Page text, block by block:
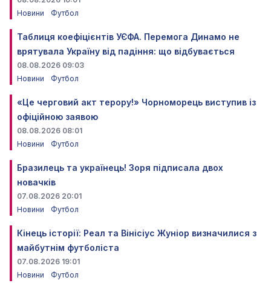
Новини
Футбол
Таблиця коефіцієнтів УЄФА. Перемога Динамо не
врятувала Україну від падіння: що відбувається
08.08.2026 09:03
Новини
Футбол
«Це черговий акт терору!» Чорноморець виступив із
офіційною заявою
08.08.2026 08:01
Новини
Футбол
Бразилець та українець! Зоря підписала двох
новачків
07.08.2026 20:01
Новини
Футбол
Кінець історії: Реал та Вінісіус Жуніор визначилися з
майбутнім футболіста
07.08.2026 19:01
Новини
Футбол